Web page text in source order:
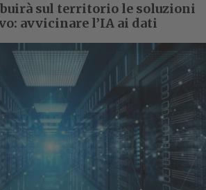
sul territorio le soluzioni
avvicinare l’IA ai dati